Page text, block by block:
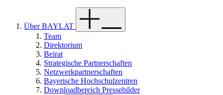
Über BAYLAT
Team
Direktorium
Beirat
Strategische Partnerschaften
Netzwerkpartnerschaften
Bayerische Hochschulzentren
Downloadbereich Pressebilder